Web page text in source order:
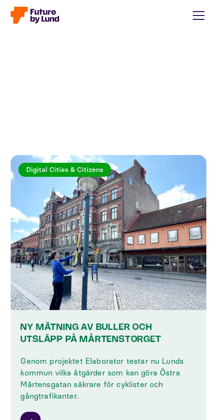
Digital Cities & Citizens
NY MÄTNING AV BULLER OCH
UTSLÄPP PÅ MÅRTENSTORGET
Genom projektet Elaborator testar nu Lunds
kommun vilka åtgärder som kan göra Östra
Mårtensgatan säkrare för cyklister och
gångtrafikanter.